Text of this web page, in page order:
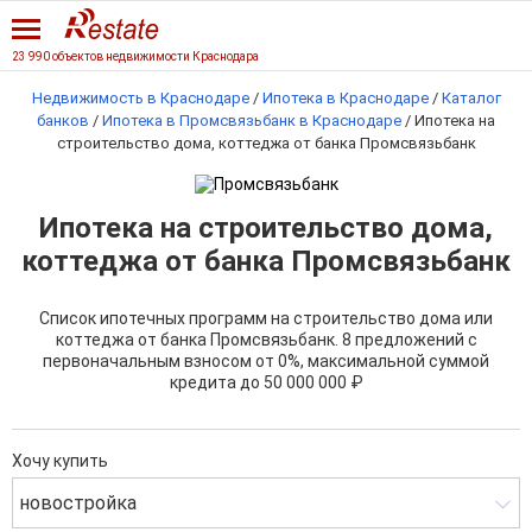
23 990 объектов недвижимости Краснодара
Недвижимость в Краснодаре / Ипотека в Краснодаре / Каталог
банков / Ипотека в Промсвязьбанк в Краснодаре / Ипотека на
строительство дома, коттеджа от банка Промсвязьбанк
Ипотека на строительство дома,
коттеджа от банка Промсвязьбанк
Список ипотечных программ на строительство дома или
коттеджа от банка Промсвязьбанк. 8 предложений с
первоначальным взносом от 0%, максимальной суммой
кредита до 50 000 000 ₽
Хочу купить
новостройка